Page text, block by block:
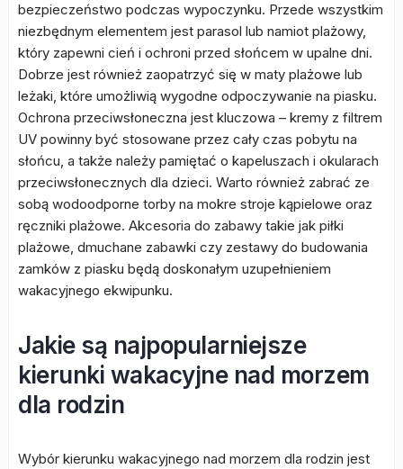
bezpieczeństwo podczas wypoczynku. Przede wszystkim
niezbędnym elementem jest parasol lub namiot plażowy,
który zapewni cień i ochroni przed słońcem w upalne dni.
Dobrze jest również zaopatrzyć się w maty plażowe lub
leżaki, które umożliwią wygodne odpoczywanie na piasku.
Ochrona przeciwsłoneczna jest kluczowa – kremy z filtrem
UV powinny być stosowane przez cały czas pobytu na
słońcu, a także należy pamiętać o kapeluszach i okularach
przeciwsłonecznych dla dzieci. Warto również zabrać ze
sobą wodoodporne torby na mokre stroje kąpielowe oraz
ręczniki plażowe. Akcesoria do zabawy takie jak piłki
plażowe, dmuchane zabawki czy zestawy do budowania
zamków z piasku będą doskonałym uzupełnieniem
wakacyjnego ekwipunku.
Jakie są najpopularniejsze
kierunki wakacyjne nad morzem
dla rodzin
Wybór kierunku wakacyjnego nad morzem dla rodzin jest